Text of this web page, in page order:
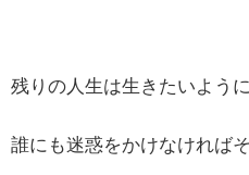
残りの人生は生きたいよう
誰にも迷惑をかけなければ